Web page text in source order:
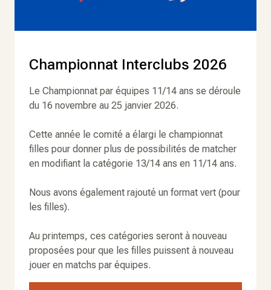
Championnat Interclubs 2026
Le Championnat par équipes 11/14 ans se déroule
du 16 novembre au 25 janvier 2026.
Cette année le comité a élargi le championnat
filles pour donner plus de possibilités de matcher
en modifiant la catégorie 13/14 ans en 11/14 ans.
Nous avons également rajouté un format vert (pour
les filles).
Au printemps, ces catégories seront à nouveau
proposées pour que les filles puissent à nouveau
jouer en matchs par équipes.